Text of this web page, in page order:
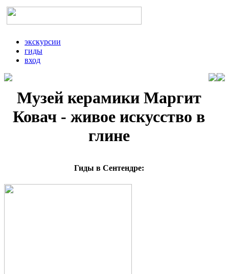
экскурсии
гиды
вход
Музей керамики Маргит
Ковач - живое искусство в
глине
Гиды в Сентендре: